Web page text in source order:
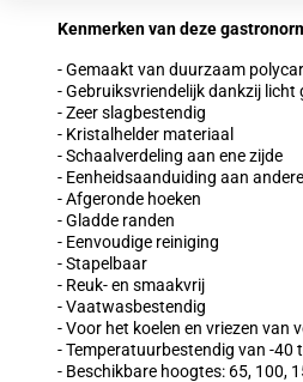
Kenmerken van deze
- Gemaakt van duurzaam
- Gebruiksvriendelijk dankzij licht
- Zeer slagbestendig
- Kristalhelder materiaal
- Schaalverdeling aan ene zijde
- Eenheidsaanduiding aan
- Afgeronde hoeken
- Gladde randen
- Eenvoudige reiniging
- Stapelbaar
- Reuk- en smaakvrij
- Vaatwasbestendig
- Voor het koelen en vriezen van
- Temperatuurbestendig van -40
- Beschikbare hoogtes: 65, 100,